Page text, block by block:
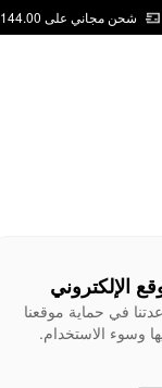
شحن مجاني على AED 144.00
الإلكتروني
في حماية موقعنا
وسوء الاستخدام.